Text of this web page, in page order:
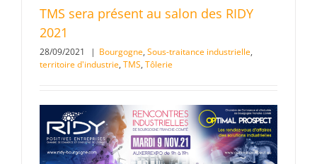
TMS sera présent au salon des RIDY
2021
28/09/2021 | Bourgogne, Sous-traitance industrielle,
territoire d'industrie, TMS, Tôlerie